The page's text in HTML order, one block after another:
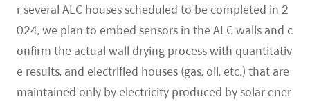
r several ALC houses scheduled to be completed in 2
024, we plan to embed sensors in the ALC walls and c
onfirm the actual wall drying process with quantitativ
e results, and electrified houses (gas, oil, etc.) that are
maintained only by electricity produced by solar ener